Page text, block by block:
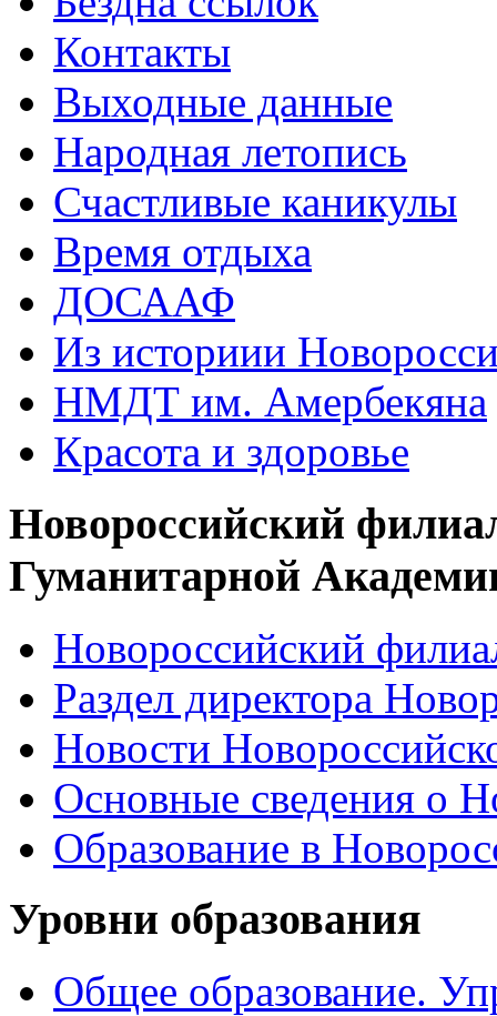
Контакты
Выходные данные
Народная летопись
Счастливые каникулы
Время отдыха
ДОСААФ
Из историии
НМДТ им. Амербекяна
Красота и здоровье
Новороссийский
Гуманитарной
Новороссийский
Раздел директора
Новости
Основные сведения о
Образование в
Уровни образования
Общее образование.